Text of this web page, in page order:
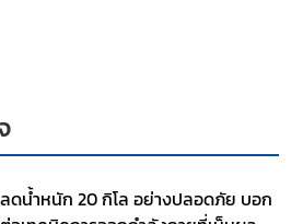
ลดน้ำหนัก 20 กิโล อย่างปลอดภัย บอก